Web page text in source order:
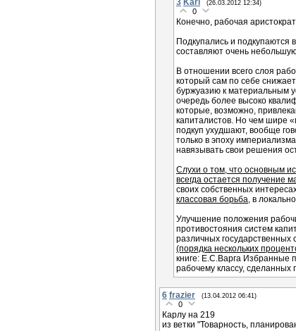
3 Karl (26.03.2012 12:34)
0
Конечно, рабочая
Подкупались и
составляют очень
В отношении всего слоя
который сам по себе
буржуазию к материальным
очередь более высоко
которые, возможно,
капиталистов. Но чем шире
подкуп ухудшают, вообще
только в эпоху
навязывать свои решения
Слухи о том, что основным
всегда остается получение
своих собственных
классовая борьба, в
Улучшение положения
противостояния систем
различных государственных
(порядка нескольких
книге: Е.С.Варга Избранные
рабочему классу,
6 frazier (13.04.2012 06:41)
0
Карлу на 219
из ветки "Товарность,